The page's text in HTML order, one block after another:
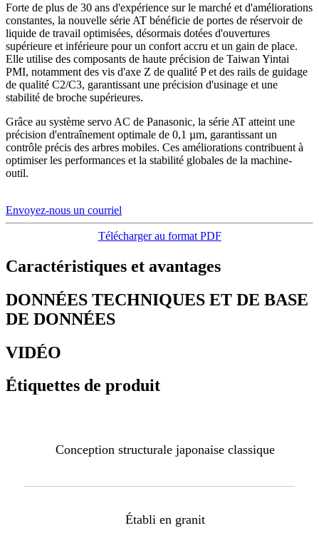
Forte de plus de 30 ans d'expérience sur le marché et d'améliorations
constantes, la nouvelle série AT bénéficie de portes de réservoir de
liquide de travail optimisées, désormais dotées d'ouvertures
supérieure et inférieure pour un confort accru et un gain de place.
Elle utilise des composants de haute précision de Taiwan Yintai
PMI, notamment des vis d'axe Z de qualité P et des rails de guidage
de qualité C2/C3, garantissant une précision d'usinage et une
stabilité de broche supérieures.
Grâce au système servo AC de Panasonic, la série AT atteint une
précision d'entraînement optimale de 0,1 µm, garantissant un
contrôle précis des arbres mobiles. Ces améliorations contribuent à
optimiser les performances et la stabilité globales de la machine-
outil.
Envoyez-nous un courriel
Télécharger au format PDF
Caractéristiques et avantages
DONNÉES TECHNIQUES ET DE BASE
DE DONNÉES
VIDÉO
Étiquettes de produit
Conception structurale japonaise classique
Établi en granit